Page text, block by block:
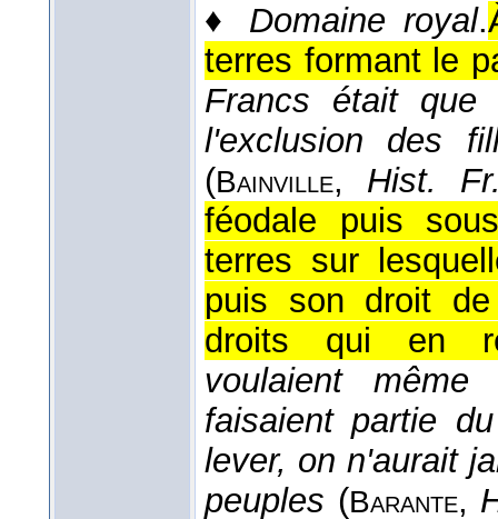
♦ Domaine royal.
terres formant le
Francs était
l'exclusion des
(Bainville, Hist.
féodale puis
terres sur
puis son droit
droits qui en
voulaient
faisaient partie
lever, on n'aurait
peuples (Barante,